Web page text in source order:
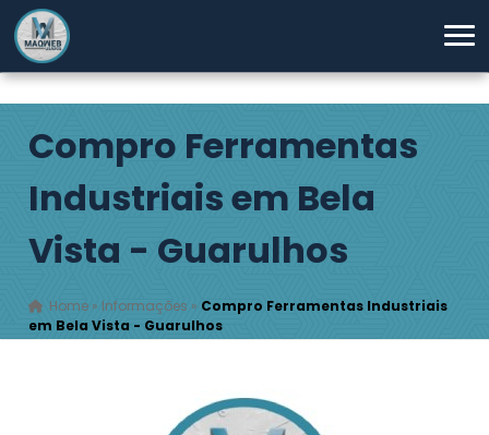
Compro Ferramentas
Industriais em Bela
Vista - Guarulhos
Home » Informações » Compro Ferramentas Industriais
em Bela Vista - Guarulhos